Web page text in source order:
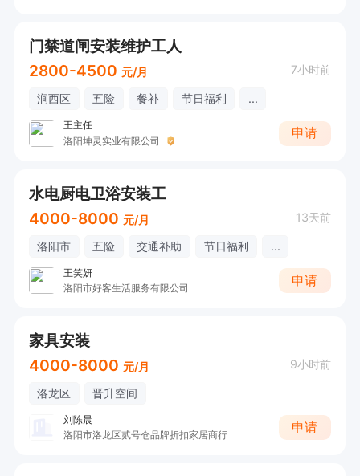
门禁道闸安装维护工人
2800-4500 元/月 7小时前
涧西区 五险 餐补 节日福利 ...
王主任
洛阳坤灵实业有限公司
申请
水电厨电卫浴安装工
4000-8000 元/月 13天前
洛阳市 五险 交通补助 节日福利 ...
王笑妍
洛阳市好客生活服务有限公司
申请
家具安装
4000-8000 元/月 9小时前
洛龙区 晋升空间
刘陈晨
洛阳市洛龙区贰号仓品牌折扣家居商行
申请